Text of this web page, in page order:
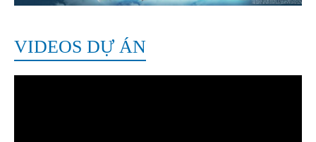
VIDEOS DỰ ÁN